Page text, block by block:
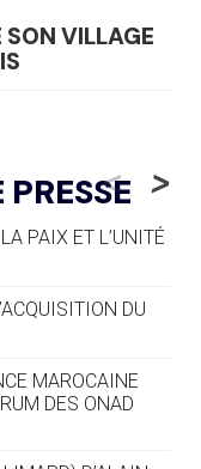
VILLAGE
DES JO
DES JO
LES JOJ
<
PAIX ET L’UNITÉ
DU
MAROCAINE
DES ONAD
>